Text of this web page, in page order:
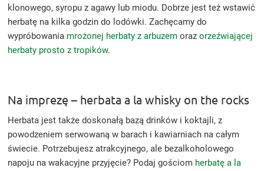
klonowego, syropu z agawy lub miodu. Dobrze jest też wstawić
herbatę na kilka godzin do lodówki. Zachęcamy do
wypróbowania mrożonej herbaty z arbuzemoraz orzeźwiającej
herbaty prosto z tropików.
Na imprezę – herbata a la whisky on the rocks
Herbata jest także doskonałą bazą drinków i koktajli, z
powodzeniem serwowaną w barach i kawiarniach na całym
świecie. Potrzebujesz atrakcyjnego, ale bezalkoholowego
napoju na wakacyjne przyjęcie? Podaj gościom herbatę a la